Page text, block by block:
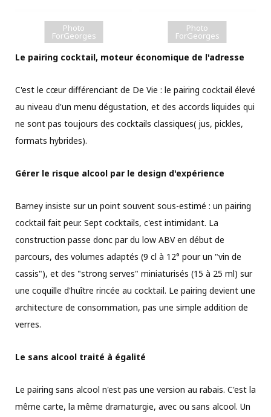
Photo
ForGeorges
Photo
ForGeorges
Le pairing cocktail, moteur économique de l'adresse
C'est le cœur différenciant de De Vie : le pairing cocktail élevé
au niveau d'un menu dégustation, et des accords liquides qui
ne sont pas toujours des cocktails classiques( jus, pickles,
formats hybrides).
Gérer le risque alcool par le design d'expérience
Barney insiste sur un point souvent sous-estimé : un pairing
cocktail fait peur. Sept cocktails, c'est intimidant. La
construction passe donc par du low ABV en début de
parcours, des volumes adaptés (9 cl à 12° pour un "vin de
cassis"), et des "strong serves" miniaturisés (15 à 25 ml) sur
une coquille d'huître rincée au cocktail. Le pairing devient une
architecture de consommation, pas une simple addition de
verres.
Le sans alcool traité à égalité
Le pairing sans alcool n'est pas une version au rabais. C'est la
même carte, la même dramaturgie, avec ou sans alcool. Un